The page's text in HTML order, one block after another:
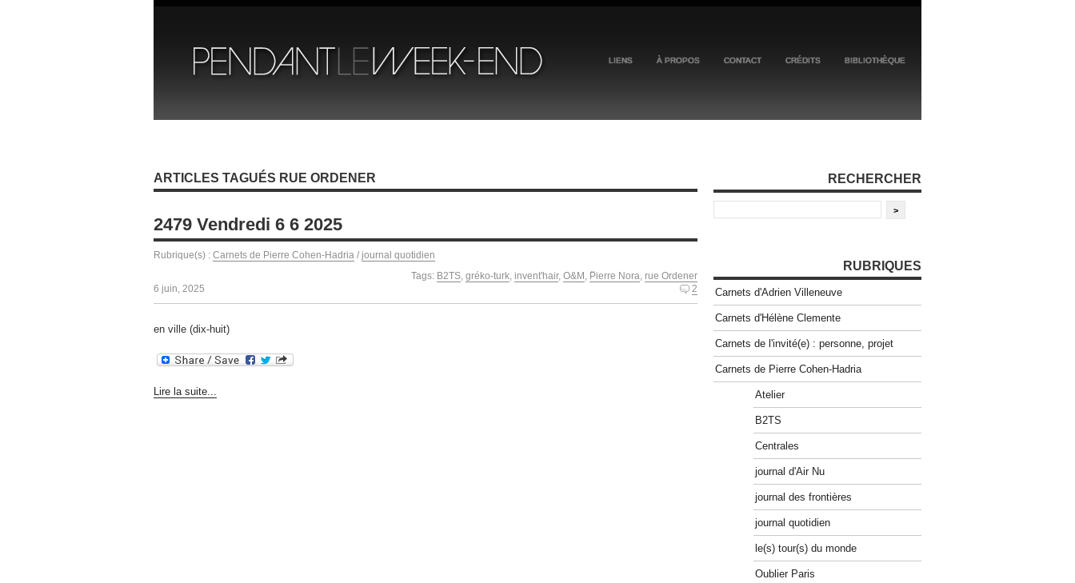
LIENS À PROPOS CONTACT CRÉDITS BIBLIOTHÈQUE
ARTICLES TAGUÉS RUE ORDENER
2479 Vendredi 6 6 2025
Rubrique(s) : Carnets de Pierre Cohen-Hadria / journal quotidien
Tags: B2TS, gréko-turk, invent'hair, O&M , P̈ierre Nora, rue Ordener
6 juin, 2025
2
en ville (dix-huit)
Lire la suite...
RECHERCHER
RUBRIQUES
Carnets d'Adrien Villeneuve
Carnets d'Hélène Clemente
Carnets de l'invité(e) : personne, projet
Carnets de Pierre Cohen-Hadria
Atelier
B2TS
Centrales
journal d'Air Nu
journal des frontières
journal quotidien
le(s) tour(s) du monde
Oublier Paris